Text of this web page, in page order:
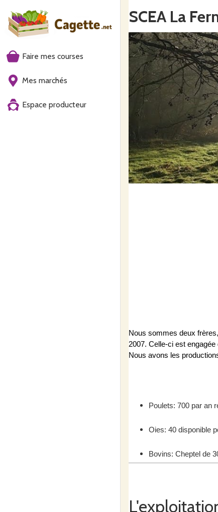
Faire mes courses
Mes marchés
Espace producteur
SCEA La
Nous sommes deux
2007. Celle-ci est
Nous avons les
Poulets: 700 par an
Oies: 40 disponible
Bovins: Cheptel de